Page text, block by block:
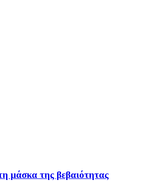
μάσκα της βεβαιότητας